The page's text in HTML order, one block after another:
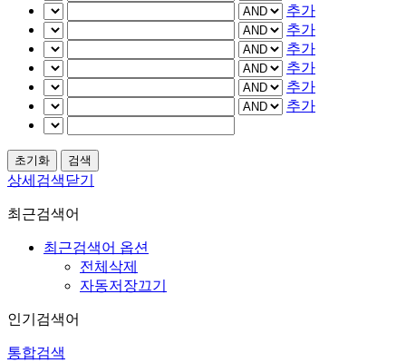
추가
추가
추가
추가
추가
추가
상세검색닫기
최근검색어
최근검색어 옵션
전체삭제
자동저장끄기
인기검색어
통합검색